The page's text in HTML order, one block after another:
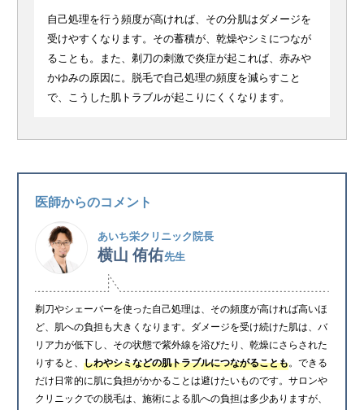
自己処理を行う頻度が高ければ、その分肌はダメージを
受けやすくなります。その蓄積が、乾燥やシミにつなが
ることも。また、剃刀の刺激で炎症が起これば、赤みや
かゆみの原因に。脱毛で自己処理の頻度を減らすこと
で、こうした肌トラブルが起こりにくくなります。
医師からのコメント
あいち栄クリニック院長
横山 侑佑先生
剃刀やシェーバーを使った自己処理は、その頻度が高ければ高いほ
ど、肌への負担も大きくなります。ダメージを受け続けた肌は、バ
リア力が低下し、その状態で紫外線を浴びたり、乾燥にさらされた
りすると、 しわやシミなどの肌トラブルにつながることも。できる
だけ日常的に肌に負担がかかることは避けたいものです。サロンや
クリニックでの脱毛は、施術による肌への負担は多少ありますが、